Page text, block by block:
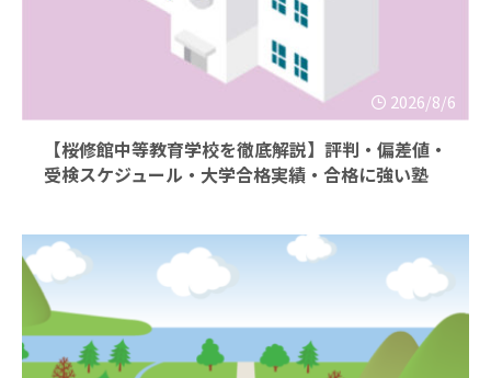
2026/8/6
【桜修館中等教育学校を徹底解説】評判・偏差値・
受検スケジュール・大学合格実績・合格に強い塾